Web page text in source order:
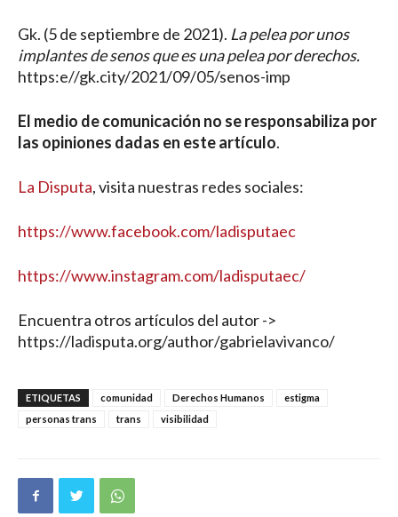
Gk. (5 de septiembre de 2021). La pelea por unos
implantes de senos que es una pelea por derechos.
https:e//gk.city/2021/09/05/senos-imp
El medio de comunicación no se responsabiliza por
las opiniones dadas en este artículo.
La Disputa, visita nuestras redes sociales:
https://www.facebook.com/ladisputaec
https://www.instagram.com/ladisputaec/
Encuentra otros artículos del autor ->
https://ladisputa.org/author/gabrielavivanco/
ETIQUETAS comunidad Derechos Humanos
estigma
personas trans
trans visibilidad